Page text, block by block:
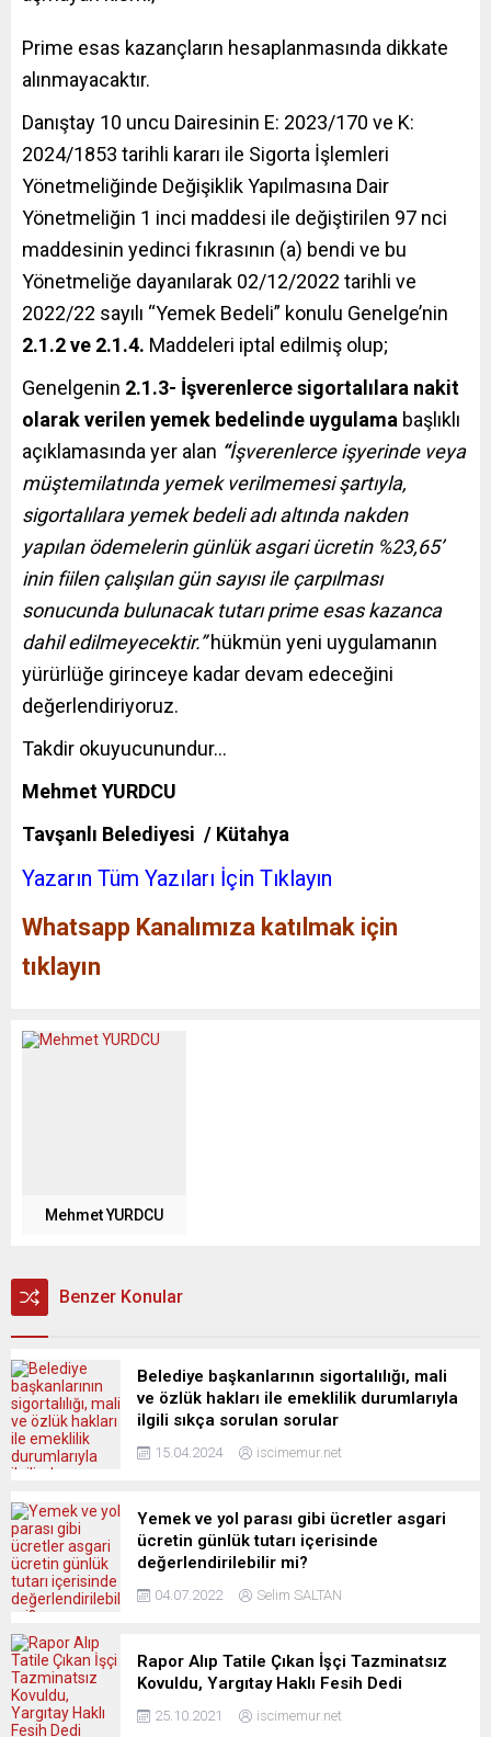
Prime esas kazançların hesaplanmasında dikkate
alınmayacaktır.
Danıştay 10 uncu Dairesinin E: 2023/170 ve K:
2024/1853 tarihli kararı ile Sigorta İşlemleri
Yönetmeliğinde Değişiklik Yapılmasına Dair
Yönetmeliğin 1 inci maddesi ile değiştirilen 97 nci
maddesinin yedinci fıkrasının (a) bendi ve bu
Yönetmeliğe dayanılarak 02/12/2022 tarihli ve
2022/22 sayılı “Yemek Bedeli” konulu Genelge’nin
2.1.2 ve 2.1.4. Maddeleri iptal edilmiş olup;
Genelgenin 2.1.3- İşverenlerce sigortalılara nakit
olarak verilen yemek bedelinde uygulama başlıklı
açıklamasında yer alan “İşverenlerce işyerinde veya
müştemilatında yemek verilmemesi şartıyla,
sigortalılara yemek bedeli adı altında nakden
yapılan ödemelerin günlük asgari ücretin %23,65’
inin fiilen çalışılan gün sayısı ile çarpılması
sonucunda bulunacak tutarı prime esas kazanca
dahil edilmeyecektir.”hükmün yeni uygulamanın
yürürlüğe girinceye kadar devam edeceğini
değerlendiriyoruz.
Takdir okuyucunundur…
Mehmet YURDCU
Tavşanlı Belediyesi / Kütahya
Yazarın Tüm Yazıları İçin Tıklayın
Whatsapp Kanalımıza katılmak için
tıklayın
Mehmet YURDCU
Benzer Konular
Belediye başkanlarının sigortalılığı, mali
ve özlük hakları ile emeklilik durumlarıyla
ilgili sıkça sorulan sorular
15.04.2024 iscimemur.net
Yemek ve yol parası gibi ücretler asgari
ücretin günlük tutarı içerisinde
değerlendirilebilir mi?
04.07.2022 Selim SALTAN
Rapor Alıp Tatile Çıkan İşçi Tazminatsız
Kovuldu, Yargıtay Haklı Fesih Dedi
25.10.2021 iscimemur.net